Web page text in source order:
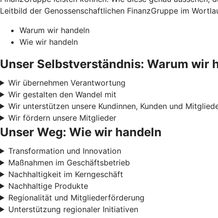
Leitbild der Genossenschaftlichen FinanzGruppe im
Warum wir handeln
Wie wir handeln
Unser Selbstverständnis: Warum wir
Wir übernehmen Verantwortung
Wir gestalten den Wandel mit
Wir unterstützen unsere Kundinnen, Kunden und
Wir fördern unsere Mitglieder
Unser Weg: Wie wir handeln
Transformation und Innovation
Maßnahmen im Geschäftsbetrieb
Nachhaltigkeit im Kerngeschäft
Nachhaltige Produkte
Regionalität und Mitgliederförderung
Unterstützung regionaler Initiativen